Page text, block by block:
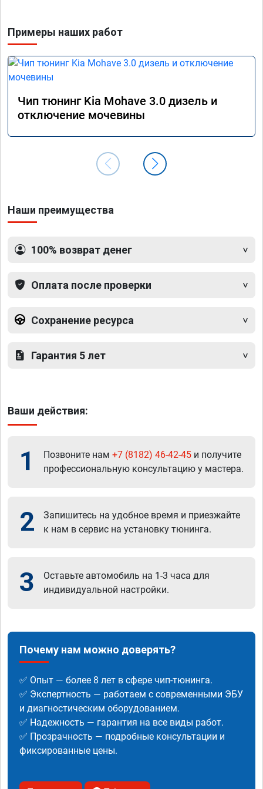
Примеры наших работ
Чип тюнинг Kia Mohave 3.0 дизель и
отключение мочевины
Наши преимущества
100% возврат денег
Оплата после проверки
Сохранение ресурса
Гарантия 5 лет
Ваши действия:
1 Позвоните нам +7 (8182) 46-42-45 и получите
профессиональную консультацию у мастера.
2
Запишитесь на удобное время и приезжайте
к нам в сервис на установку тюнинга.
3
Оставьте автомобиль на 1-3 часа для
индивидуальной настройки.
Почему нам можно доверять?
✅ Опыт — более 8 лет в сфере чип-тюнинга.
✅ Экспертность — работаем с современными ЭБУ
и диагностическим оборудованием.
✅ Надежность — гарантия на все виды работ.
✅ Прозрачность — подробные консультации и
фиксированные цены.